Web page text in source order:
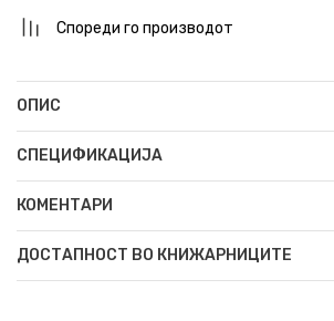
Спореди го производот
ОПИС
СПЕЦИФИКАЦИЈА
КОМЕНТАРИ
ДОСТАПНОСТ ВО КНИЖАРНИЦИТЕ